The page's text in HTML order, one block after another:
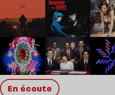
en écoute